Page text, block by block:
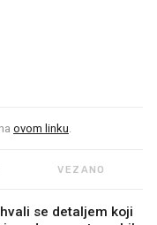
ovom linku
VEZANO
se detaljem koji